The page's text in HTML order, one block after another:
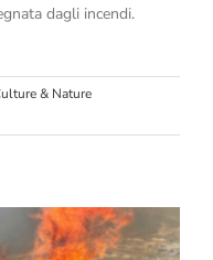
dagli incendi.
& Nature